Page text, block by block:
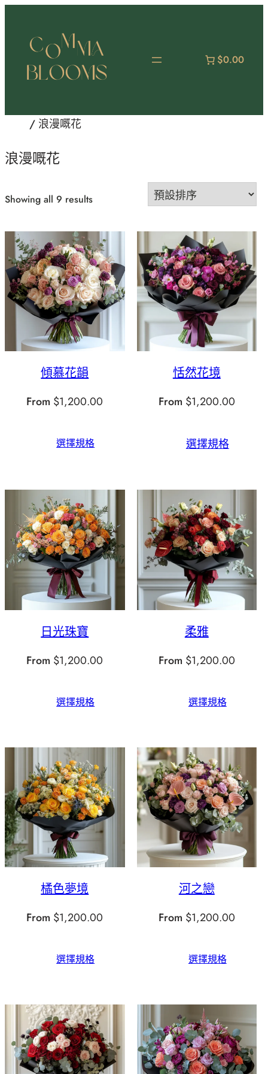
$0.00
/ 浪漫嘅花
浪漫嘅花
Showing all 9 results
傾慕花韻
From $1,200.00
選擇規格
恬然花境
From $1,200.00
選擇規格
日光珠寶
From $1,200.00
選擇規格
柔雅
From $1,200.00
選擇規格
橘色夢境
From $1,200.00
選擇規格
河之戀
From $1,200.00
選擇規格